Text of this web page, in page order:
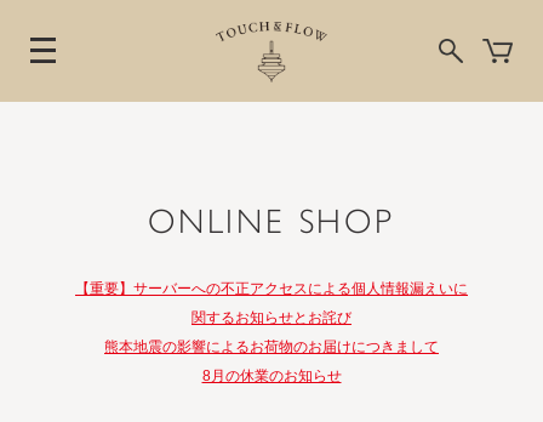
ONLINE SHOP
【重要】サーバーへの不正アクセスによる個人情報漏えいに
関するお知らせとお詫び
熊本地震の影響によるお荷物のお届けにつきまして
8月の休業のお知らせ